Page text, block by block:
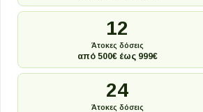
12
Άτοκες δόσεις
από 500€ έως 999€
24
Άτοκες δόσεις